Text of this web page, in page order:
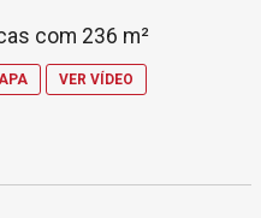
com 236 m²
VER VÍDEO